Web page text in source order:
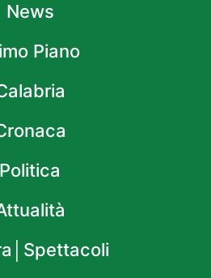
News
Piano
Politica